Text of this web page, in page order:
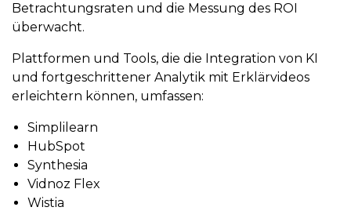
Betrachtungsraten und die Messung des ROI
überwacht.
Plattformen und Tools, die die Integration von KI
und fortgeschrittener Analytik mit Erklärvideos
erleichtern können, umfassen:
Simplilearn
HubSpot
Synthesia
Vidnoz Flex
Wistia